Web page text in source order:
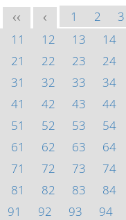
<< < 1 2 3
11
12 13 14
21
22 23 24
31
32 33 34
41
42 43 44
51
52 53 54
61
62 63 64
71
72 73 74
81
82 83 84
91
92 93 94